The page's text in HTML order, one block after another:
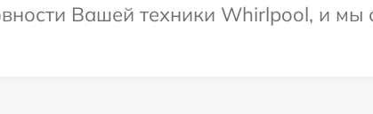
Вашей техники Whirlpool, и мы